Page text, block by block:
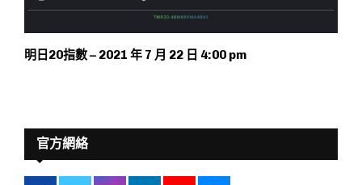
明日20指數 – 2021 年 7 月 22 日 4:00 pm
官方網絡